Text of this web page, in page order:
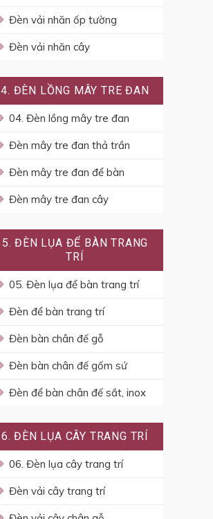
Đèn vải nhăn ốp tường
Đèn vải nhăn cây
4. ĐÈN LỒNG MÂY TRE ĐAN
04. Đèn lồng mây tre đan
Đèn mây tre đan thả trần
Đèn mây tre đan để bàn
Đèn mây tre đan cây
5. ĐÈN LỤA ĐỂ BÀN TRANG
TRÍ
05. Đèn lụa để bàn trang trí
Đèn để bàn trang trí
Đèn bàn chân đế gỗ
Đèn bàn chân đế gốm sứ
Đèn để bàn chân đế sắt, inox
6. ĐÈN LỤA CÂY TRANG TRÍ
06. Đèn lụa cây trang trí
Đèn vải cây trang trí